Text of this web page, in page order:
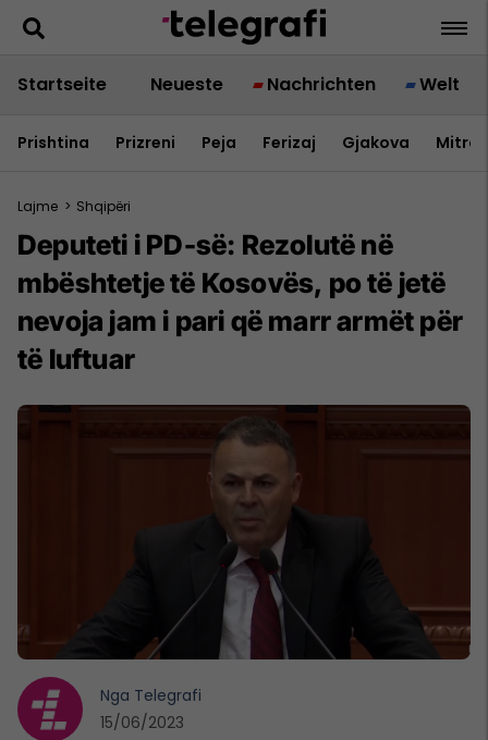
Startseite Neueste Nachrichten Welt
Prishtina Prizreni Peja Ferizaj Gjakova
Lajme > Shqipëri
Deputeti i PD-së: Rezolutë në
mbështetje të Kosovës, po të jetë
nevoja jam i pari që marr armët për
të luftuar
Nga Telegrafi
15/06/2023